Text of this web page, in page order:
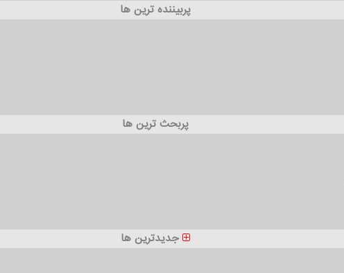
پربیننده ترین ها
پربحث ترین ها
جدیدترین ها